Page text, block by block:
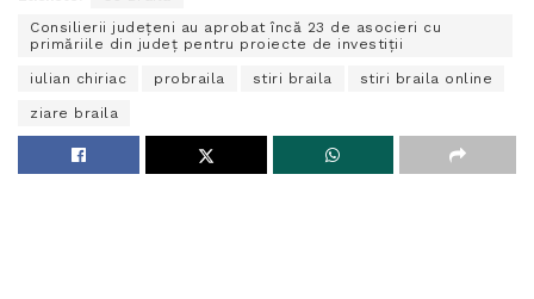
Consilierii județeni au aprobat încă 23 de asocieri cu
primăriile din județ pentru proiecte de investiții
iulian chiriac probraila stiri braila stiri braila online
ziare braila